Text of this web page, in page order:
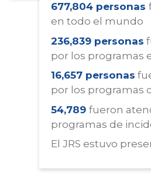
677,804 personas
en todo el mundo
236,839 personas
por los programas
16,657 personas
por los programas
54,789 fueron
programas de
El JRS estuvo